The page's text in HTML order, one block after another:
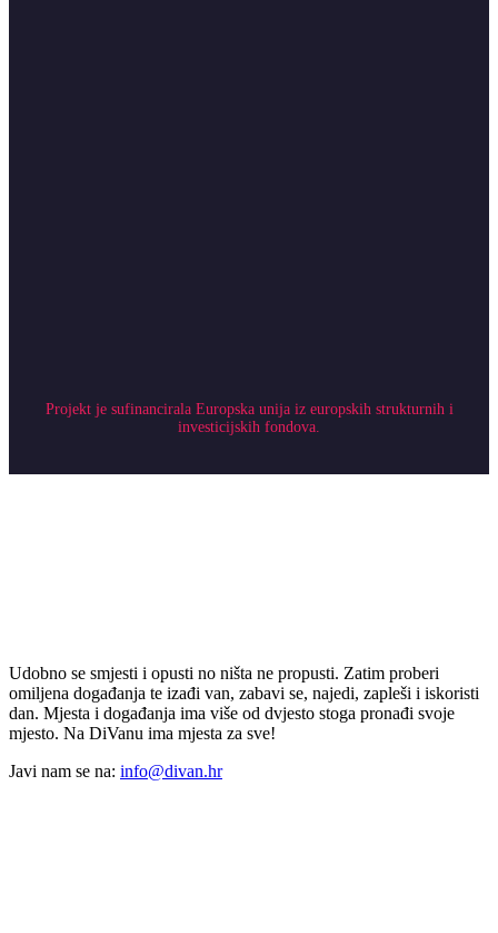
Projekt je sufinancirala Europska unija iz europskih strukturnih i
investicijskih fondova.
Udobno se smjesti i opusti no ništa ne propusti. Zatim proberi
omiljena događanja te izađi van, zabavi se, najedi, zapleši i iskoristi
dan. Mjesta i događanja ima više od dvjesto stoga pronađi svoje
mjesto. Na DiVanu ima mjesta za sve!
Javi nam se na: info@divan.hr